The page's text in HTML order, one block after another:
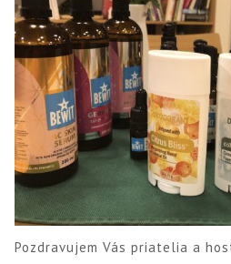
Pozdravujem Vás priatelia a